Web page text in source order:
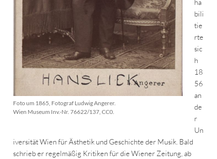
Foto um 1865, Fotograf Ludwig Angerer.
Wien Museum Inv.-Nr. 76622/137, CC0.
ha
bili
tie
rte
sic
h
18
56
an
de
r
Un
iversität Wien für Ästhetik und Geschichte der Musik. Bald
schrieb er regelmäßig Kritiken für die Wiener Zeitung, ab